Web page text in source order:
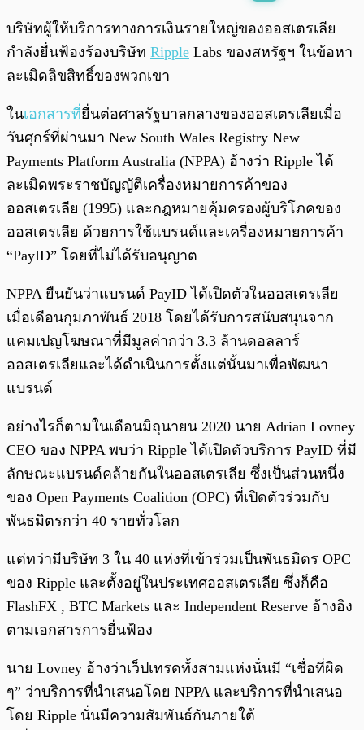
พร้อมเล่น 0:00
บริษัทผู้ให้บริการทางการเงินรายใหญ่ของออสเตรเลีย
กำลังยื่นฟ้องร้องบริษัท Ripple Labs ของสหรัฐฯ ในข้อหา
ละเมิดลิขสิทธิ์ของพวกเขา
ในเอกสารที่ยื่นต่อศาลรัฐบาลกลางของออสเตรเลียเมื่อ
วันศุกร์ที่ผ่านมา New South Wales Registry New
Payments Platform Australia (NPPA) อ้างว่า Ripple ได้
ละเมิดพระราชบัญญัติเครื่องหมายการค้าของ
ออสเตรเลีย (1995) และกฎหมายคุ้มครองผู้บริโภคของ
ออสเตรเลีย ด้วยการใช้แบรนด์และเครื่องหมายการค้า
“PayID” โดยที่ไม่ได้รับอนุญาต
NPPA ยืนยันว่าแบรนด์ PayID ได้เปิดตัวในออสเตรเลีย
เมื่อเดือนกุมภาพันธ์ 2018 โดยได้รับการสนับสนุนจาก
แคมเปญโฆษณาที่มีมูลค่ากว่า 3.3 ล้านดอลลาร์
ออสเตรเลียและได้ดำเนินการตั้งแต่นั้นมาเพื่อพัฒนา
แบรนด์
อย่างไรก็ตามในเดือนมิถุนายน 2020 นาย Adrian Lovney
CEO ของ NPPA พบว่า Ripple ได้เปิดตัวบริการ PayID ที่มี
ลักษณะแบรนด์คล้ายกันในออสเตรเลีย ซึ่งเป็นส่วนหนึ่ง
ของ Open Payments Coalition (OPC) ที่เปิดตัวร่วมกับ
พันธมิตรกว่า 40 รายทั่วโลก
แต่ทว่ามีบริษัท 3 ใน 40 แห่งที่เข้าร่วมเป็นพันธมิตร OPC
ของ Ripple และตั้งอยู่ในประเทศออสเตรเลีย ซึ่งก็คือ
FlashFX , BTC Markets และ Independent Reserve อ้างอิง
ตามเอกสารการยื่นฟ้อง
นาย Lovney อ้างว่าเว็ปเทรดทั้งสามแห่งนั่นมี “เชื่อที่ผิด
ๆ” ว่าบริการที่นำเสนอโดย NPPA และบริการที่นำเสนอ
โดย Ripple นั่นมีความสัมพันธ์กันภายใต้